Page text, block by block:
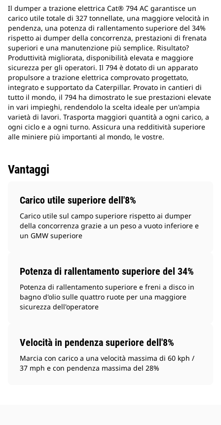
Il dumper a trazione elettrica Cat® 794 AC garantisce un
carico utile totale di 327 tonnellate, una maggiore velocità in
pendenza, una potenza di rallentamento superiore del 34%
rispetto ai dumper della concorrenza, prestazioni di frenata
superiori e una manutenzione più semplice. Risultato?
Produttività migliorata, disponibilità elevata e maggiore
sicurezza per gli operatori. Il 794 è dotato di un apparato
propulsore a trazione elettrica comprovato progettato,
integrato e supportato da Caterpillar. Provato in cantieri di
tutto il mondo, il 794 ha dimostrato le sue prestazioni elevate
in vari impieghi, rendendolo la scelta ideale per un'ampia
varietà di lavori. Trasporta maggiori quantità a ogni carico, a
ogni ciclo e a ogni turno. Assicura una redditività superiore
alle miniere più importanti al mondo, le vostre.
Vantaggi
Carico utile superiore dell'8%
Carico utile sul campo superiore rispetto ai dumper
della concorrenza grazie a un peso a vuoto inferiore e
un GMW superiore
Potenza di rallentamento superiore del 34%
Potenza di rallentamento superiore e freni a disco in
bagno d'olio sulle quattro ruote per una maggiore
sicurezza dell'operatore
Velocità in pendenza superiore dell'8%
Marcia con carico a una velocità massima di 60 kph /
37 mph e con pendenza massima del 28%